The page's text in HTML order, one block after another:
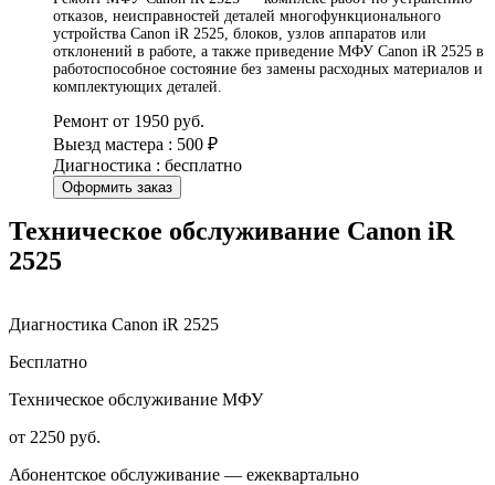
отказов, неисправностей деталей многофункционального
устройства Canon iR 2525, блоков, узлов аппаратов или
отклонений в работе, а также приведение МФУ Canon iR 2525 в
работоспособное состояние без замены расходных материалов и
комплектующих деталей.
Ремонт от 1950 руб.
Выезд мастера : 500 ₽
Диагностика : бесплатно
Оформить заказ
Техническое обслуживание Canon iR
2525
Диагностика Canon iR 2525
Бесплатно
Техническое обслуживание МФУ
от 2250 руб.
Абонентское обслуживание — ежеквартально